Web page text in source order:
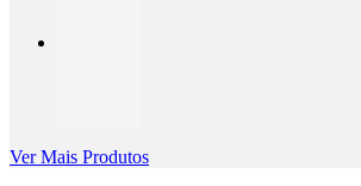
Ver Mais Produtos